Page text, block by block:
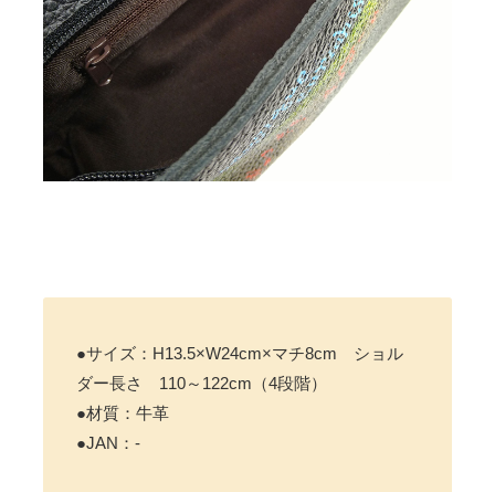
●サイズ：H13.5×W24cm×マチ8cm ショル
ダー長さ 110～122cm（4段階）
●材質：牛革
●JAN：-